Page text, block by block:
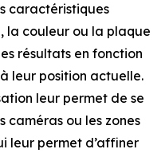
caractéristiques
la couleur ou la plaque
résultats en fonction
leur position actuelle.
leur permet de se
caméras ou les zones
leur permet d’affiner